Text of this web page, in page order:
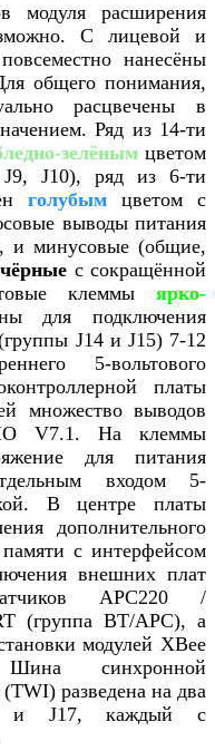
модуля расширения
С лицевой и
нанесёны
общего понимания,
расцвечены в
Ряд из 14-ти
зелёным цветом
J10), ряд из 6-ти
голубым цветом с
выводы питания
и минусовые (общие,
чёрные с сокращённой
клеммы ярко-
для подключения
J14 и J15) 7-12
5-вольтового
платы
множество выводов
V7.1. На клеммы
для питания
входом 5-
В центре платы
дополнительного
с интерфейсом
внешних плат
APC220 /
(группа BT/APC), а
модулей XBee
синхронной
разведена на два
и J17, каждый с